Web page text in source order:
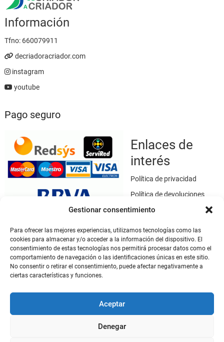
Gestionar consentimiento
Para ofrecer las mejores experiencias, utilizamos tecnologías como las
cookies para almacenar y/o acceder a la información del dispositivo. El
consentimiento de estas tecnologías nos permitirá procesar datos como el
comportamiento de navegación o las identificaciones únicas en este sitio.
No consentir o retirar el consentimiento, puede afectar negativamente a
ciertas características y funciones.
Aceptar
Denegar
Información
Tfno: 660079911
decriadoracriador.com
instagram
youtube
Pago seguro
Enlaces de
interés
Política de privacidad
Política de devoluciones
Política de cookies
Aviso legal
Este sitio web utiliza SSL / TLS como medio de seguridad para el
cifrado de datos.
Mi cuenta
Mi cuenta